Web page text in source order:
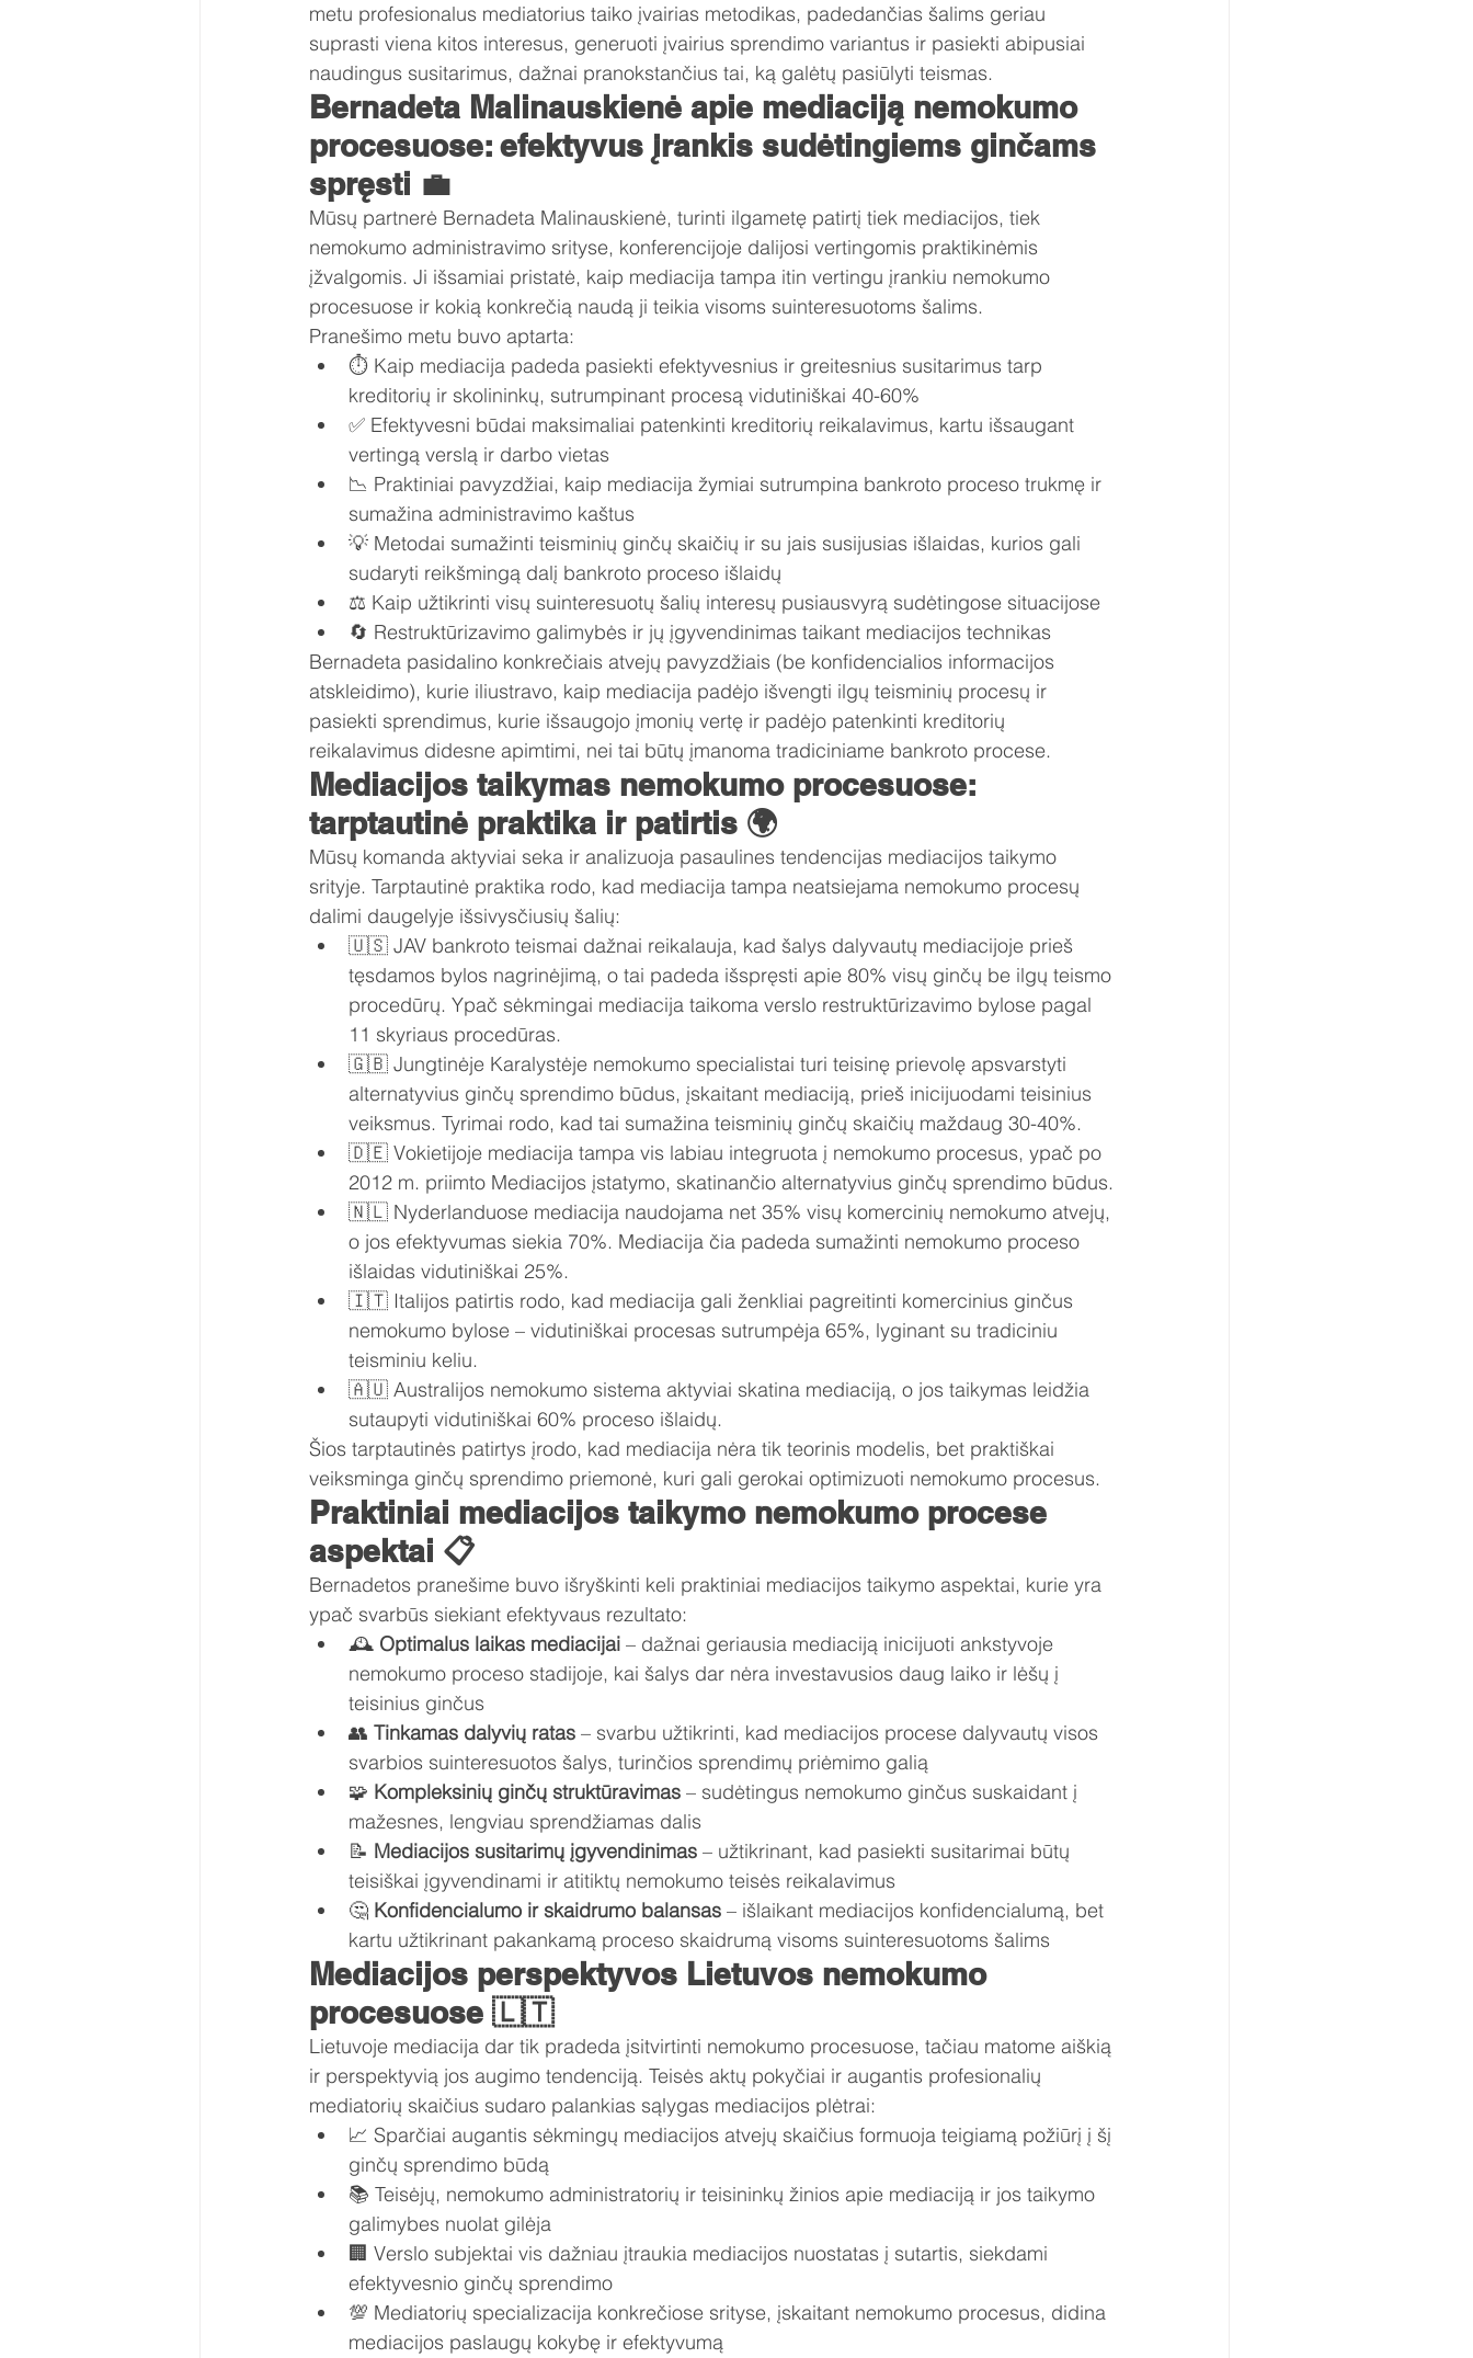
metu profesionalus mediatorius taiko įvairias metodikas, padedančias šalims geriau
suprasti viena kitos interesus, generuoti įvairius sprendimo variantus ir pasiekti abipusiai
naudingus susitarimus, dažnai pranokstančius tai, ką galėtų pasiūlyti teismas.
Bernadeta Malinauskienė apie mediaciją nemokumo
procesuose: efektyvus įrankis sudėtingiems ginčams
spręsti 💼
Mūsų partnerė Bernadeta Malinauskienė, turinti ilgametę patirtį tiek mediacijos, tiek
nemokumo administravimo srityse, konferencijoje dalijosi vertingomis praktikinėmis
įžvalgomis. Ji išsamiai pristatė, kaip mediacija tampa itin vertingu įrankiu nemokumo
procesuose ir kokią konkrečią naudą ji teikia visoms suinteresuotoms šalims.
Pranešimo metu buvo aptarta:
⏱️ Kaip mediacija padeda pasiekti efektyvesnius ir greitesnius susitarimus tarp
kreditorių ir skolininkų, sutrumpinant procesą vidutiniškai 40-60%
✅ Efektyvesni būdai maksimaliai patenkinti kreditorių reikalavimus, kartu išsaugant
vertingą verslą ir darbo vietas
📉 Praktiniai pavyzdžiai, kaip mediacija žymiai sutrumpina bankroto proceso trukmę ir
sumažina administravimo kaštus
💡 Metodai sumažinti teisminių ginčų skaičių ir su jais susijusias išlaidas, kurios gali
sudaryti reikšmingą dalį bankroto proceso išlaidų
⚖️ Kaip užtikrinti visų suinteresuotų šalių interesų pusiausvyrą sudėtingose situacijose
🔄 Restruktūrizavimo galimybės ir jų įgyvendinimas taikant mediacijos technikas
Bernadeta pasidalino konkrečiais atvejų pavyzdžiais (be konfidencialios informacijos
atskleidimo), kurie iliustravo, kaip mediacija padėjo išvengti ilgų teisminių procesų ir
pasiekti sprendimus, kurie išsaugojo įmonių vertę ir padėjo patenkinti kreditorių
reikalavimus didesne apimtimi, nei tai būtų įmanoma tradiciniame bankroto procese.
Mediacijos taikymas nemokumo procesuose:
tarptautinė praktika ir patirtis 🌍
Mūsų komanda aktyviai seka ir analizuoja pasaulines tendencijas mediacijos taikymo
srityje. Tarptautinė praktika rodo, kad mediacija tampa neatsiejama nemokumo procesų
dalimi daugelyje išsivysčiusių šalių:
🇺🇸 JAV bankroto teismai dažnai reikalauja, kad šalys dalyvautų mediacijoje prieš
tęsdamos bylos nagrinėjimą, o tai padeda išspręsti apie 80% visų ginčų be ilgų teismo
procedūrų. Ypač sėkmingai mediacija taikoma verslo restruktūrizavimo bylose pagal
11 skyriaus procedūras.
🇬🇧 Jungtinėje Karalystėje nemokumo specialistai turi teisinę prievolę apsvarstyti
alternatyvius ginčų sprendimo būdus, įskaitant mediaciją, prieš inicijuodami teisinius
veiksmus. Tyrimai rodo, kad tai sumažina teisminių ginčų skaičių maždaug 30-40%.
🇩🇪 Vokietijoje mediacija tampa vis labiau integruota į nemokumo procesus, ypač po
2012 m. priimto Mediacijos įstatymo, skatinančio alternatyvius ginčų sprendimo būdus.
🇳🇱 Nyderlanduose mediacija naudojama net 35% visų komercinių nemokumo atvejų,
o jos efektyvumas siekia 70%. Mediacija čia padeda sumažinti nemokumo proceso
išlaidas vidutiniškai 25%.
🇮🇹 Italijos patirtis rodo, kad mediacija gali ženkliai pagreitinti komercinius ginčus
nemokumo bylose – vidutiniškai procesas sutrumpėja 65%, lyginant su tradiciniu
teisminiu keliu.
🇦🇺 Australijos nemokumo sistema aktyviai skatina mediaciją, o jos taikymas leidžia
sutaupyti vidutiniškai 60% proceso išlaidų.
Šios tarptautinės patirtys įrodo, kad mediacija nėra tik teorinis modelis, bet praktiškai
veiksminga ginčų sprendimo priemonė, kuri gali gerokai optimizuoti nemokumo procesus.
Praktiniai mediacijos taikymo nemokumo procese
aspektai 📋
Bernadetos pranešime buvo išryškinti keli praktiniai mediacijos taikymo aspektai, kurie yra
ypač svarbūs siekiant efektyvaus rezultato:
🕰️ Optimalus laikas mediacijai – dažnai geriausia mediaciją inicijuoti ankstyvoje
nemokumo proceso stadijoje, kai šalys dar nėra investavusios daug laiko ir lėšų į
teisinius ginčus
👥 Tinkamas dalyvių ratas – svarbu užtikrinti, kad mediacijos procese dalyvautų visos
svarbios suinteresuotos šalys, turinčios sprendimų priėmimo galią
🧩 Kompleksinių ginčų struktūravimas – sudėtingus nemokumo ginčus suskaidant į
mažesnes, lengviau sprendžiamas dalis
📝 Mediacijos susitarimų įgyvendinimas – užtikrinant, kad pasiekti susitarimai būtų
teisiškai įgyvendinami ir atitiktų nemokumo teisės reikalavimus
🤔 Konfidencialumo ir skaidrumo balansas – išlaikant mediacijos konfidencialumą, bet
kartu užtikrinant pakankamą proceso skaidrumą visoms suinteresuotoms šalims
Mediacijos perspektyvos Lietuvos nemokumo
procesuose 🇱🇹
Lietuvoje mediacija dar tik pradeda įsitvirtinti nemokumo procesuose, tačiau matome aiškią
ir perspektyvią jos augimo tendenciją. Teisės aktų pokyčiai ir augantis profesionalių
mediatorių skaičius sudaro palankias sąlygas mediacijos plėtrai:
📈 Sparčiai augantis sėkmingų mediacijos atvejų skaičius formuoja teigiamą požiūrį į šį
ginčų sprendimo būdą
📚 Teisėjų, nemokumo administratorių ir teisininkų žinios apie mediaciją ir jos taikymo
galimybes nuolat gilėja
🏢 Verslo subjektai vis dažniau įtraukia mediacijos nuostatas į sutartis, siekdami
efektyvesnio ginčų sprendimo
💯 Mediatorių specializacija konkrečiose srityse, įskaitant nemokumo procesus, didina
mediacijos paslaugų kokybę ir efektyvumą